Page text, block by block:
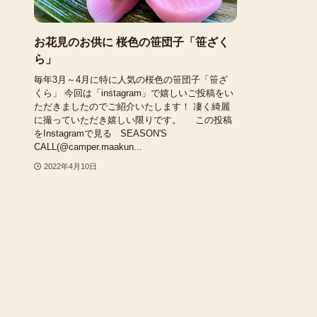
お花見のお供に 桜色の笹団子「笹ざく
ら」
毎年3月～4月に特に人気の桜色の笹団子「笹ざ
くら」 今回は「instagram」で嬉しいご投稿をい
ただきましたのでご紹介いたします！ 凄く綺麗
に撮っていただき嬉しい限りです。 この投稿
をInstagramで見る SEASON'S
CALL(@camper.maakun...
2022年4月10日